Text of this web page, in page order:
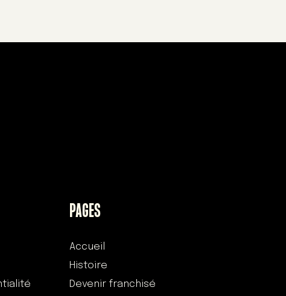
PAGES
Accueil
Histoire
Devenir franchisé